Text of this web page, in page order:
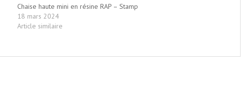
Chaise haute mini en résine RAP – Stamp
18 mars 2024
Article similaire